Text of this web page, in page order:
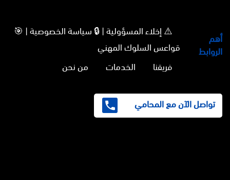
أهم
الروابط
⚠️ إخلاء المسؤولية | 🔒 سياسة الخصوصية | 🎯
قواعس السلوك المهني
فريقنا
الخدمات من نحن
تواصل الآن مع المحامي